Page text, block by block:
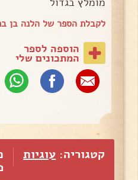
לקבלת הספר של הלנה בן
הוספה לספר
המתכונים שלי
קטגוריה: עוגיות